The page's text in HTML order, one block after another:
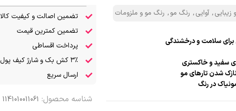
زیبایی, آوایی, رنگ مو, رنگ مو و ملزومات
برای سلامت و درخشندگی
سفید و خاکستری
شدن تارهای مو
در رنگ
تضمین اصالت و کیفیت کالا
تضمین کمترین قیمت
پرداخت اقساطی
۳٪ کش بک و شارژ کیف پول
ارسال سریع
شناسه محصول: 1141010011061